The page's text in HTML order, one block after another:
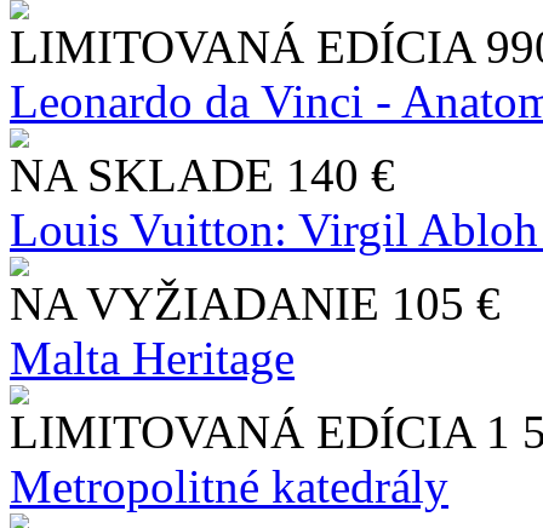
LIMITOVANÁ EDÍCIA
Leonardo da Vinci -
NA SKLADE 140 €
Louis Vuitton: Virgil
NA VYŽIADANIE 105 €
Malta Heritage
LIMITOVANÁ EDÍCIA 1
Metropolitné katedrály